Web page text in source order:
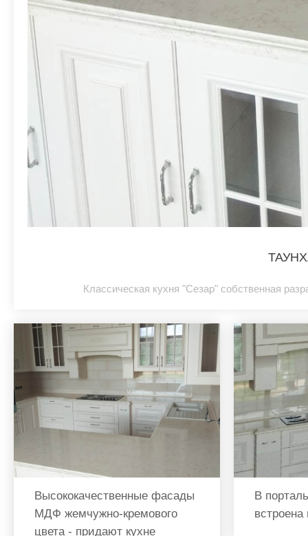
Классическая кухня "Сезар" собственная
Высококачественные фасады
МДФ жемчужно-кремового
цвета - придают кухне
В